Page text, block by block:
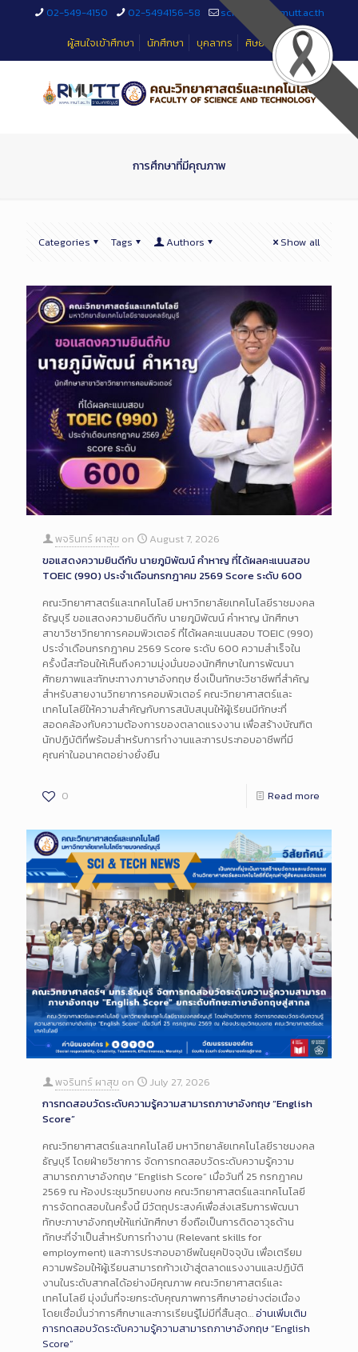
02-549-4150 02-5494156-58
sciteched@rmutt.ac.th
ผู้สนใจเข้าศึกษา
นักศึกษา บุคลากร ศิษย์เก่า
การศึกษาที่มีคุณภาพ
Categories Tags Authors Show all
พจรินทร์ ผาสุข on
August 7, 2026
ขอแสดงความยินดีกับ นายภูมิพัฒน์ คำหาญ ที่ได้ผลคะแนนสอบ
TOEIC (990) ประจำเดือนกรกฎาคม 2569 Score ระดับ 600
คณะวิทยาศาสตร์และเทคโนโลยี มหาวิทยาลัยเทคโนโลยีราชมงคล
ธัญบุรี ขอแสดงความยินดีกับ นายภูมิพัฒน์ คำหาญ นักศึกษา
สาขาวิชาวิทยาการคอมพิวเตอร์ ที่ได้ผลคะแนนสอบ TOEIC (990)
ประจำเดือนกรกฎาคม 2569 Score ระดับ 600 ความสำเร็จใน
ครั้งนี้สะท้อนให้เห็นถึงความมุ่งมั่นของนักศึกษาในการพัฒนา
ศักยภาพและทักษะทางภาษาอังกฤษ ซึ่งเป็นทักษะวิชาชีพที่สำคัญ
สำหรับสายงานวิทยาการคอมพิวเตอร์ คณะวิทยาศาสตร์และ
เทคโนโลยีให้ความสำคัญกับการสนับสนุนให้ผู้เรียนมีทักษะที่
สอดคล้องกับความต้องการของตลาดแรงงาน เพื่อสร้างบัณฑิต
นักปฏิบัติที่พร้อมสำหรับการทำงานและการประกอบอาชีพที่มี
คุณค่าในอนาคตอย่างยั่งยืน
0 Read more
พจรินทร์ ผาสุข on
July 27, 2026
การทดสอบวัดระดับความรู้ความสามารถภาษาอังกฤษ “English
Score”
คณะวิทยาศาสตร์และเทคโนโลยี มหาวิทยาลัยเทคโนโลยีราชมงคล
ธัญบุรี โดยฝ่ายวิชาการ จัดการทดสอบวัดระดับความรู้ความ
สามารถภาษาอังกฤษ “English Score” เมื่อวันที่ 25 กรกฎาคม
2569 ณ ห้องประชุมวิทยบงกช คณะวิทยาศาสตร์และเทคโนโลยี
การจัดทดสอบในครั้งนี้ มีวัตถุประสงค์เพื่อส่งเสริมการพัฒนา
ทักษะภาษาอังกฤษให้แก่นักศึกษา ซึ่งถือเป็นการติดอาวุธด้าน
ทักษะที่จำเป็นสำหรับการทำงาน (Relevant skills for
employment) และการประกอบอาชีพในยุคปัจจุบัน เพื่อเตรียม
ความพร้อมให้ผู้เรียนสามารถก้าวเข้าสู่ตลาดแรงงานและปฏิบัติ
งานในระดับสากลได้อย่างมีคุณภาพ คณะวิทยาศาสตร์และ
เทคโนโลยี มุ่งมั่นที่จะยกระดับคุณภาพการศึกษาอย่างต่อเนื่อง
โดยเชื่อมั่นว่าการศึกษาและการเรียนรู้ไม่มีที่สิ้นสุด…อ่านเพิ่มเติม
การทดสอบวัดระดับความรู้ความสามารถภาษาอังกฤษ “English
Score”